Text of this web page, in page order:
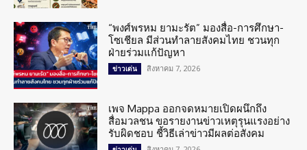
“พงศ์พรหม ยามะรัต” มองสื่อ-การศึกษา-
โซเชียล มีส่วนทำลายสังคมไทย ชวนทุก
ฝ่ายร่วมแก้ปัญหา
ข่าวเด่น สิงหาคม 7, 2026
เพจ Mappa ออกจดหมายเปิดผนึกถึง
สื่อมวลชน ขอรายงานข่าวเหตุรุนแรงอย่าง
รับผิดชอบ ชี้วิธีเล่าข่าวมีผลต่อสังคม